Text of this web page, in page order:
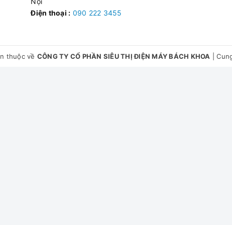
Điện thoại : 090 222 3455
thuộc về CÔNG TY CỔ PHẦN SIÊU THỊ ĐIỆN MÁY BÁCH KHOA